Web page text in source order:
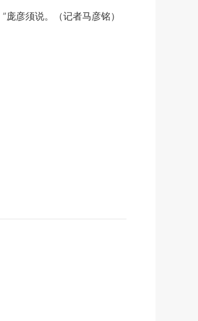
彦须说。（记者马彦铭）